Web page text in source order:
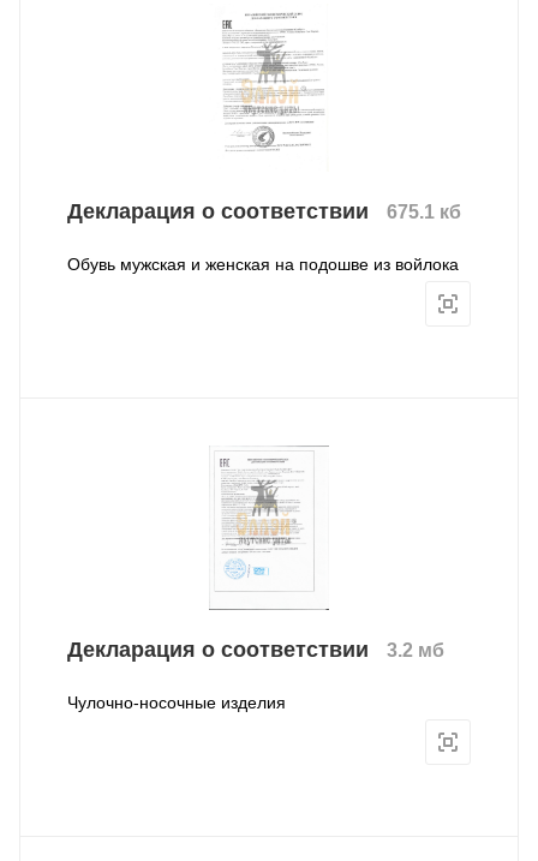
Декларация о соответствии 675.1 кб
Обувь мужская и женская на подошве из войлока
Декларация о соответствии 3.2 мб
Чулочно-носочные изделия